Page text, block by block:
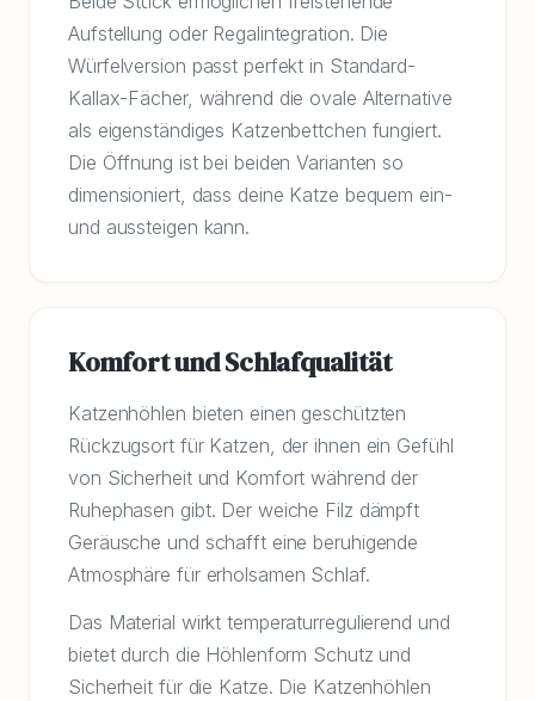
Aufstellung oder Regalintegration. Die
Würfelversion passt perfekt in Standard-
Kallax-Fächer, während die ovale Alternative
als eigenständiges Katzenbettchen fungiert.
Die Öffnung ist bei beiden Varianten so
dimensioniert, dass deine Katze bequem ein-
und aussteigen kann.
Komfort und Schlafqualität
Katzenhöhlen bieten einen geschützten
Rückzugsort für Katzen, der ihnen ein Gefühl
von Sicherheit und Komfort während der
Ruhephasen gibt. Der weiche Filz dämpft
Geräusche und schafft eine beruhigende
Atmosphäre für erholsamen Schlaf.
Das Material wirkt temperaturregulierend und
bietet durch die Höhlenform Schutz und
Sicherheit für die Katze. Die Katzenhöhlen